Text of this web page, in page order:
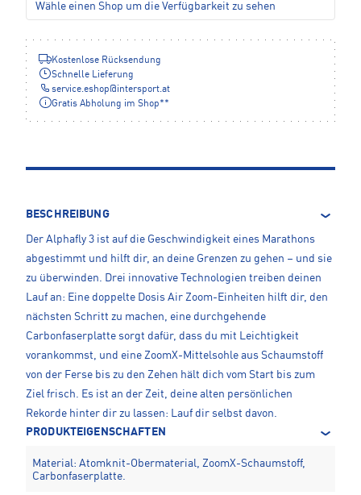
Wähle einen Shop um die Verfügbarkeit zu sehen
Kostenlose Rücksendung
Schnelle Lieferung
service.eshop@ intersport.at
Gratis Abholung im Shop**
BESCHREIBUNG
Der Alphafly 3 ist auf die Geschwindigkeit eines Marathons
abgestimmt und hilft dir, an deine Grenzen zu gehen – und sie
zu überwinden. Drei innovative Technologien treiben deinen
Lauf an: Eine doppelte Dosis Air Zoom-Einheiten hilft dir, den
nächsten Schritt zu machen, eine durchgehende
Carbonfaserplatte sorgt dafür, dass du mit Leichtigkeit
vorankommst, und eine ZoomX-Mittelsohle aus Schaumstoff
von der Ferse bis zu den Zehen hält dich vom Start bis zum
Ziel frisch. Es ist an der Zeit, deine alten persönlichen
Rekorde hinter dir zu lassen: Lauf dir selbst davon.
PRODUKTEIGENSCHAFTEN
Material: Atomknit-Obermaterial, ZoomX-Schaumstoff,
Carbonfaserplatte.